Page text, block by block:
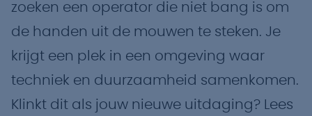
zoeken een operator die niet bang is om
de handen uit de mouwen te steken. Je
krijgt een plek in een omgeving waar
techniek en duurzaamheid samenkomen.
Klinkt dit als jouw nieuwe uitdaging? Lees